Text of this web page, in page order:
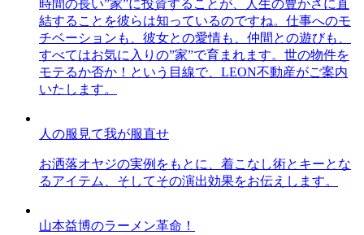
時間の長い”家”に投資することが、人生の豊かさに直
結することを彼らは知っているのですね。仕事へのモ
チベーションも、彼女との愛情も、仲間との遊びも、
すべてはお気に入りの”家”で育まれます。世の物件を
モテるか否か！という目線で、LEON不動産がご案内
いたします。
人の服見て我が服直せ
お洒落オヤジの実例をもとに、着こなし術とキーとな
るアイテム、そしてその演出効果をお伝えします。
山本益博のラーメン革命！